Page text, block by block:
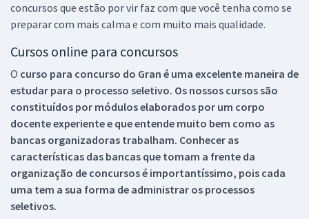
concursos que estão por vir faz com que você tenha como se
preparar com mais calma e com muito mais qualidade.
Cursos online para concursos
O curso para concurso do Gran é uma excelente maneira de
estudar para o processo seletivo. Os nossos cursos são
constituídos por módulos elaborados por um corpo
docente experiente e que entende muito bem como as
bancas organizadoras trabalham. Conhecer as
características das bancas que tomam a frente da
organização de concursos é importantíssimo, pois cada
uma tem a sua forma de administrar os processos
seletivos.